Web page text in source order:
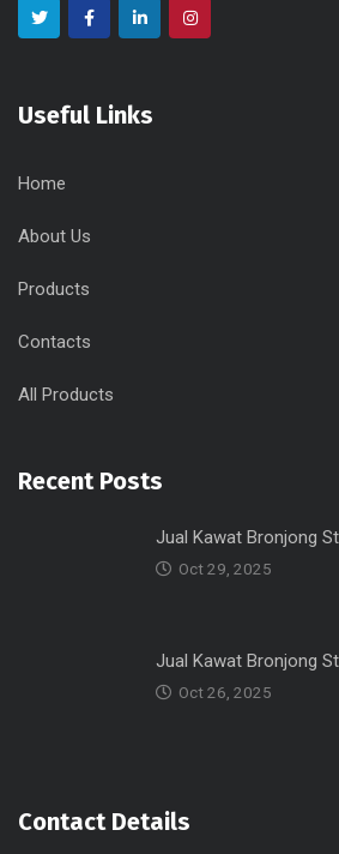
Useful Links
Home
About Us
Products
Contacts
All Products
Recent Posts
Jual Kawat Bronjong
Oct 29, 2025
Jual Kawat Bronjong
Oct 26, 2025
Contact Details